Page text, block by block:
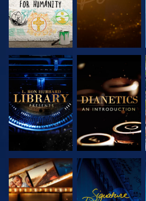
DÉCOUVRIR
LES SÉRIES
DÉCOUVRIR
LES SÉRIES
DÉCOUVRIR
LES SÉRIES
REGARDER